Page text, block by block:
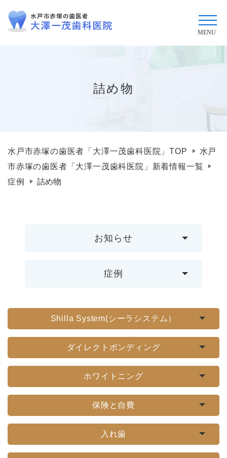
詰め物
水戸市赤塚の歯医者「大澤一茂歯科医院」TOP
水戸
市赤塚の歯医者「大澤一茂歯科医院」新着情報一覧
症例
詰め物
お知らせ
症例
Shilla System(シーラシステム）
ダイレクトボンディング
ホワイトニング
保険と自費
入れ歯